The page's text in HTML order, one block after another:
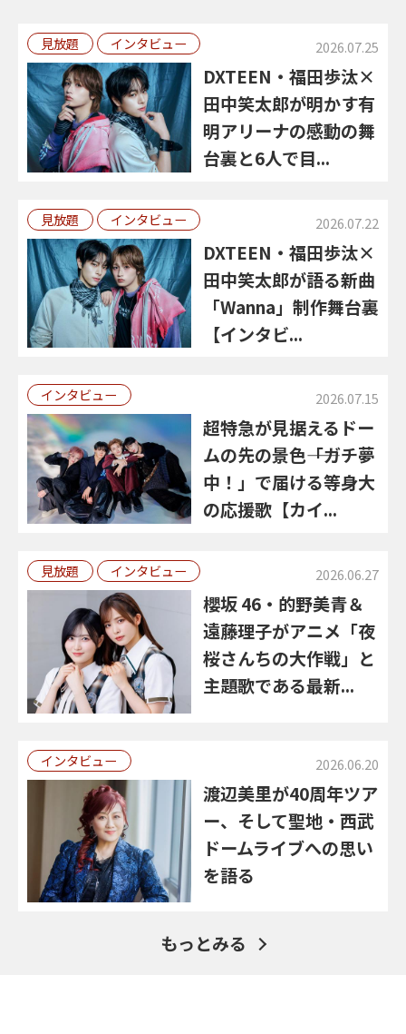
見放題 インタビュー 2026.07.25
DXTEEN・福田歩汰×
田中笑太郎が明かす有
明アリーナの感動の舞
台裏と6人で目...
見放題 インタビュー 2026.07.22
DXTEEN・福田歩汰×
田中笑太郎が語る新曲
「Wanna」制作舞台裏
【インタビ...
インタビュー 2026.07.15
超特急が見据えるドー
ムの先の景色――「ガチ夢
中！」で届ける等身大
の応援歌【カイ...
見放題 インタビュー 2026.06.27
櫻坂 46・的野美青＆
遠藤理子がアニメ「夜
桜さんちの大作戦」と
主題歌である最新...
インタビュー 2026.06.20
渡辺美里が40周年ツア
ー、そして聖地・西武
ドームライブへの思い
を語る
もっとみる